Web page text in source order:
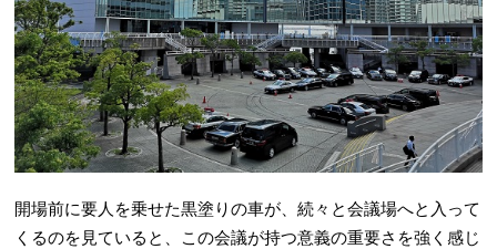
開場前に要人を乗せた黒塗りの車が、続々と会議場へと入って
くるのを見ていると、この会議が持つ意義の重要さを強く感じ